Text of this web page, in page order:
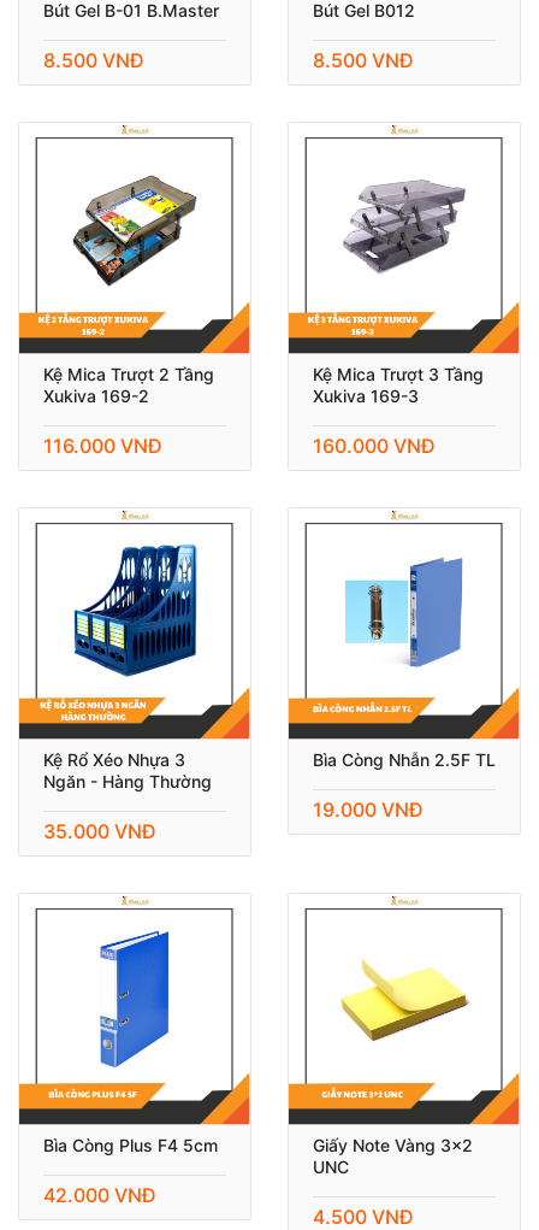
Bút Gel B-01 B.Master
8.500 VNĐ
Bút Gel B012
8.500 VNĐ
Kệ Mica Trượt 2 Tầng
Xukiva 169-2
116.000 VNĐ
Kệ Mica Trượt 3 Tầng
Xukiva 169-3
160.000 VNĐ
Kệ Rổ Xéo Nhựa 3
Ngăn - Hàng Thường
35.000 VNĐ
Bìa Còng Nhẫn 2.5F TL
19.000 VNĐ
Bìa Còng Plus F4 5cm
42.000 VNĐ
Giấy Note Vàng 3x2
UNC
4.500 VNĐ